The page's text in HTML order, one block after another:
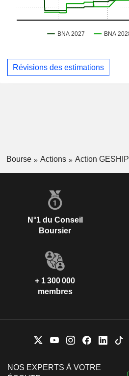
Révisions des estimations
Bourse Actions Action GESHIP
N°1 du Conseil
Boursier
+ 1 300 000
membres
NOS EXPERTS À VOTRE